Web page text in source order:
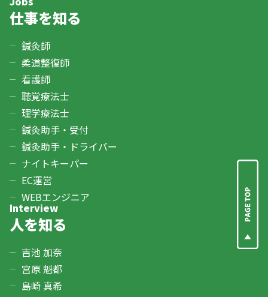
仕事を知る
鍼灸師
柔道整復師
看護師
聴覚療法士
理学療法士
鍼灸助手・受付
鍼灸助手・ドライバー
ナイトキーパー
EC運営
WEBエンジニア
Interview
人を知る
吉池 加奈
宮原 魁都
島崎 真希